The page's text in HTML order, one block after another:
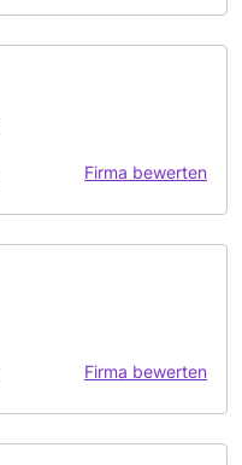
Firma bewerten
Firma bewerten